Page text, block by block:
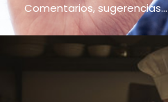
Comentarios, sugerencias...